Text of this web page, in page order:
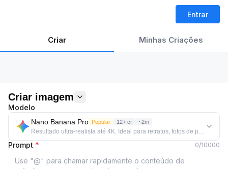
Entrar
Criar Minhas Criações
Criar imagem
Modelo
Nano Banana Pro Popular 12+ cr ~2m
Resultado ultra-realista até 4K. Ideal para retratos, fotos de produtos e
Prompt * 0/10000